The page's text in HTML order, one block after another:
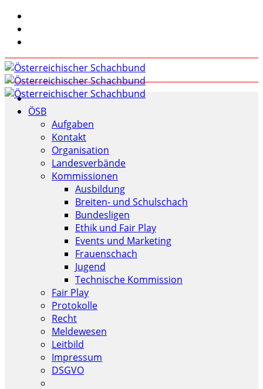
ÖSB
Aufgaben
Kontakt
Organisation
Landesverbände
Kommissionen
Ausbildung
Breiten- und Schulschach
Bundesligen
Ethik und Fair Play
Events und Marketing
Frauenschach
Jugend
Technische Kommission
Fair Play
Protokolle
Recht
Meldewesen
Leitbild
Impressum
DSGVO